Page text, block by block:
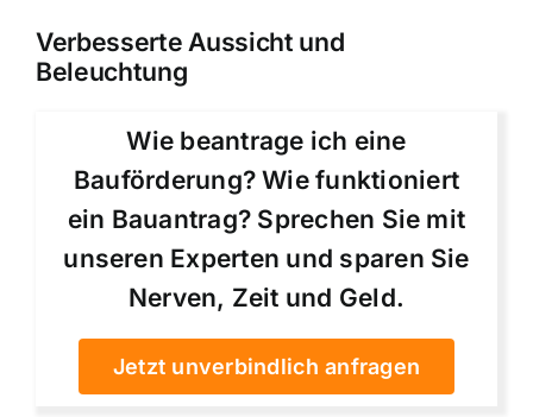
Verbesserte Aussicht und
Beleuchtung
Wie beantrage ich eine
Bauförderung? Wie funktioniert
ein Bauantrag? Sprechen Sie mit
unseren Experten und sparen Sie
Nerven, Zeit und Geld.
Jetzt unverbindlich anfragen